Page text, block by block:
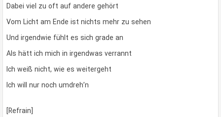
Dabei viel zu oft auf andere gehört
Vom Licht am Ende ist nichts mehr zu sehen
Und irgendwie fühlt es sich grade an
Als hätt ich mich in irgendwas verrannt
Ich weiß nicht, wie es weitergeht
Ich will nur noch umdreh’n
[Refrain]